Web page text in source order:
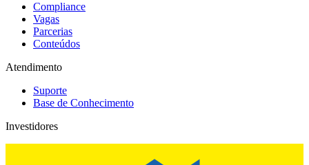
Compliance
Vagas
Parcerias
Conteúdos
Atendimento
Suporte
Base de Conhecimento
Investidores